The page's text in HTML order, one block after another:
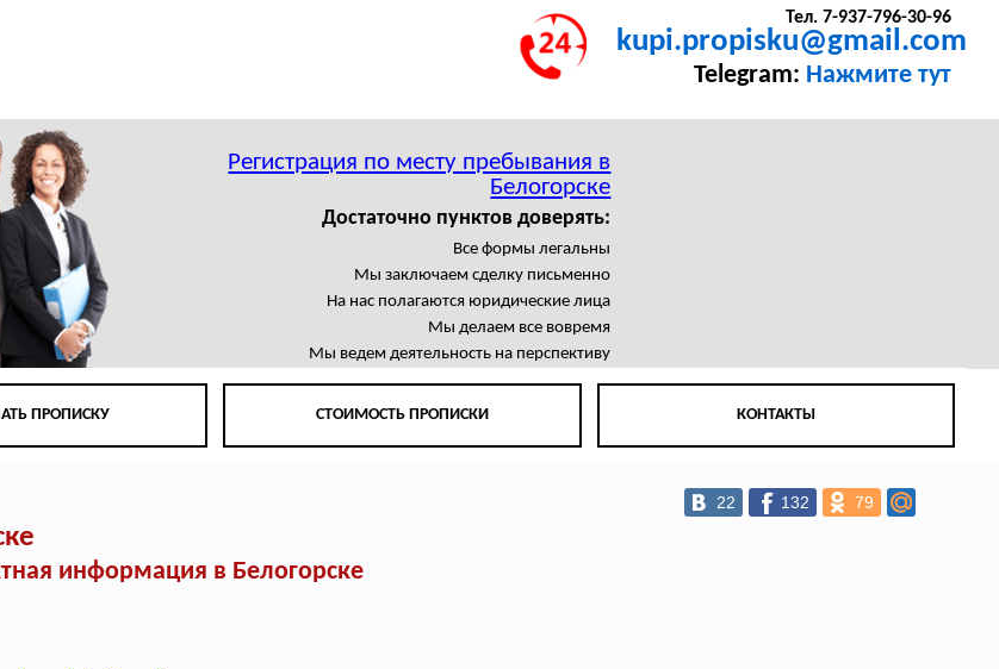
Тел. 7-937-796-30-96
kupi.propisku@gmail.com
Telegram: Нажмите тут
Регистрация по месту пребывания в
Белогорске
Достаточно пунктов доверять:
Все формы легальны
Мы заключаем сделку письменно
На нас полагаются юридические лица
Мы делаем все вовремя
Мы ведем деятельность на перспективу
ПРОПИСКУ СТОИМОСТЬ ПРОПИСКИ КОНТАКТЫ
22 132 79
информация в Белогорске